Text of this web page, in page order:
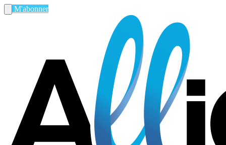
M'abonner